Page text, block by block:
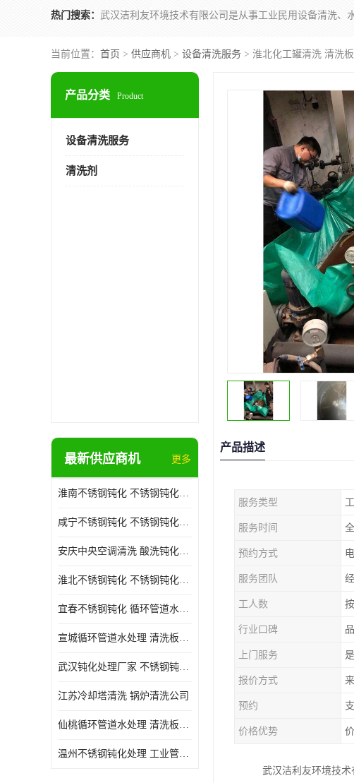
热门搜索：
当前位置： 首页 > 供应商机 > 设备清洗服务 > 淮北化工罐清洗 清洗
产品分类 Product
设备清洗服务
清洗剂
最新供应商机 更多
淮南不锈钢钝化 不锈钢钝化公司
咸宁不锈钢钝化 不锈钢钝化处理公司
安庆中央空调清洗 酸洗钝化公司
淮北不锈钢钝化 不锈钢钝化公司
宜春不锈钢钝化 循环管道水处理公司
宣城循环管道水处理 清洗板式换热器公司
武汉钝化处理厂家 不锈钢钝化公司
江苏冷却塔清洗 锅炉清洗公司
仙桃循环管道水处理 清洗板式换热器公司 服务好
温州不锈钢钝化处理 工业管道清洗公司 20年行业经验
产品描述
服务类型
服务时间
预约方式
服务团队
工人数
行业口碑
上门服务 是
报价方式
预约
价格优势
武汉洁利友环境技